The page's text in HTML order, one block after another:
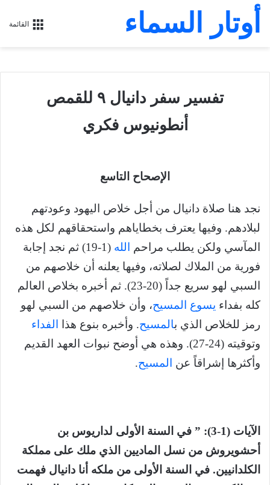
القائمة أوتار السماء
تفسير سفر دانيال ٩ للقمص
أنطونيوس فكري
الإصحاح التاسع
نجد هنا صلاة دانيال من أجل خلاص اليهود وعودتهم
لبلادهم. وفيها يعترف بخطاياهم واستحقاقهم لكل هذه
المآسي ولكن يطلب مراحم
الله
(1-19) ثم نجد إجابة
فورية من الملاك لصلاته، وفيها يعلنه أن خلاصهم من
السبي لهو سريع جداً (20-23). ثم أخبره بخلاص العالم
كله بفداء يسوع المسيح، وأن خلاصهم من السبي لهو
رمز للخلاص الذي بالمسيح. وأخبره بنوع هذا
الفداء
وتوقيته (24-27). وهذه هي أوضح نبوات العهد القديم
وأكثرها إشراقاً عن
المسيح.
الآيات (1-3): ” في السنة الأولى لداريوس بن
أحشويروش من نسل الماديين الذي ملك على مملكة
الكلدانيين. في السنة الأولى من ملكه أنا دانيال فهمت